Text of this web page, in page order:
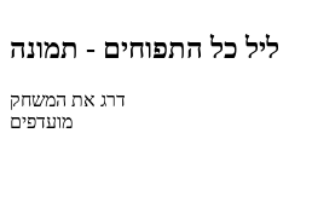
ליל כל התפוחים - תמונה
דרג את המשחק
מועדפים